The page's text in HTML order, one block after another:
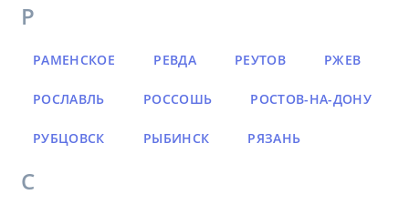
Р
РАМЕНСКОЕ РЕВДА РЕУТОВ РЖЕВ
РОСЛАВЛЬ РОССОШЬ РОСТОВ-НА-ДОНУ
РУБЦОВСК РЫБИНСК РЯЗАНЬ
С